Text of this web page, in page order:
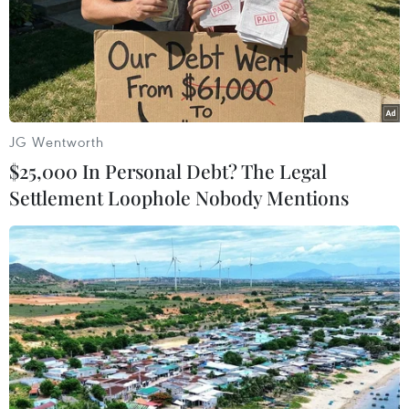
bành, dùng dây lụa đỏ chằng buộc cẩn thận để
tránh bị đổ trong khi khiêng kiệu. Hoàn thành
nghi thức lấy nước, đoàn rước lại trở về Đền thờ
các vị vua Trần. Về tới sân Đền, đoàn rước lần
lượt đi vào hành lễ, đoàn kiệu do các thanh
đủ ba vòng rồi đi vòng vào Đền. Nước được đem
về đền mới là lúc tổ chức cho làng, cho các đoàn
tới tế lễ.
Ông Nguyễn Công Khanh, Trưởng phòng Văn
hóa huyện Hưng Hà cho biết, nghi lễ rước nước
được phục dựng từ năm 2010 và duy trì thực
hiện cho đến nay. Đây là nét đẹp văn hoá truyền
thống của người dân địa phương và nghi thức
đầu tiên trong Lễ hội Đền Trần (Thái Bình). Sau
JG Wentworth
$25,000 In Personal Debt? The Legal
Settlement Loophole Nobody Mentions